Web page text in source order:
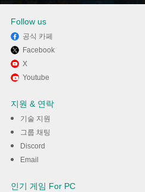
Memu Play에서
VPN that
Follow us
공식 카페
Facebook
X
Youtube
지원 & 연락
기술 지원
그룹 채팅
Discord
Email
인기 게임 For PC